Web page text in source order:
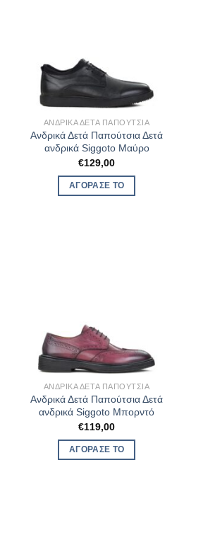
ΑΝΔΡΙΚΆ ΔΕΤΆ ΠΑΠΟΎΤΣΙΑ
Ανδρικά Δετά Παπούτσια Δετά
ανδρικά Siggoto Μαύρο
€129,00
ΑΓΌΡΑΣΈ ΤΟ
ΑΝΔΡΙΚΆ ΔΕΤΆ ΠΑΠΟΎΤΣΙΑ
Ανδρικά Δετά Παπούτσια Δετά
ανδρικά Siggoto Μπορντό
€119,00
ΑΓΌΡΑΣΈ ΤΟ